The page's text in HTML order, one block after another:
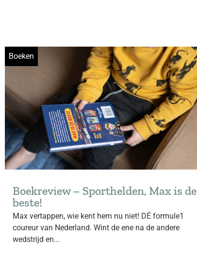
Boeken
Boekreview – Sporthelden, Max is de
beste!
Max vertappen, wie kent hem nu niet! DÉ formule1
coureur van Nederland. Wint de ene na de andere
wedstrijd en...